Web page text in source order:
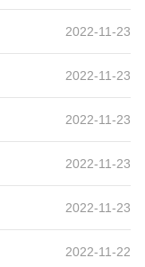
钙石破碎生产
计产能
2022-11-23
2022-11-23
2022-11-23
2022-11-23
2022-11-23
2022-11-22